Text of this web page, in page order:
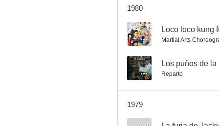
La danza de la pantera borracha
1980
-- Loco loco kung
Martial Arts
-- Los puños de la
Reparto
1979